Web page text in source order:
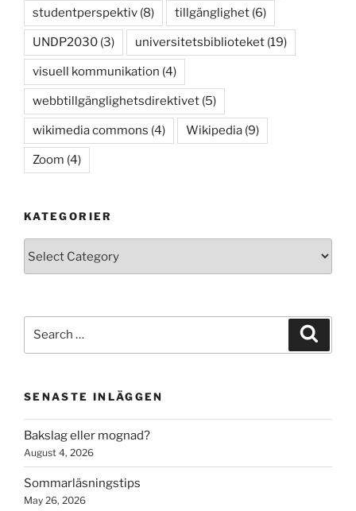
studentperspektiv (8) tillgänglighet (6)
UNDP2030 (3) universitetsbiblioteket (19)
visuell kommunikation (4)
webbtillgänglighetsdirektivet (5)
wikimedia commons (4) Wikipedia (9)
Zoom (4)
KATEGORIER
SENASTE INLÄGGEN
Bakslag eller mognad?
August 4, 2026
Sommarläsningstips
May 26, 2026